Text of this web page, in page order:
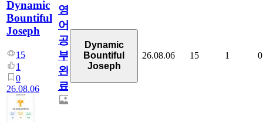
Dynamic
Bountiful
Joseph
15
1
0
26.08.06
영
어
공
부
완
료
Dynamic
Bountiful
Joseph
26.08.06 15 1 0